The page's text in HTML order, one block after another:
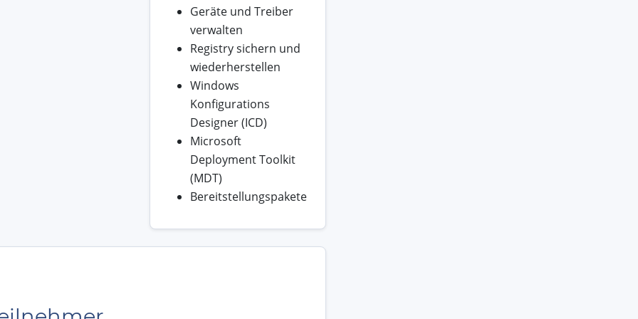
Geräte und Treiber
verwalten
Registry sichern und
wiederherstellen
Windows
Konfigurations
Designer (ICD)
Microsoft
Deployment Toolkit
(MDT)
Bereitstellungspakete